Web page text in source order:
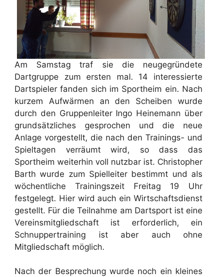
Am Samstag traf sie die neugegründete
Dartgruppe zum ersten mal. 14 interessierte
Dartspieler fanden sich im Sportheim ein. Nach
kurzem Aufwärmen an den Scheiben wurde
durch den Gruppenleiter Ingo Heinemann über
grundsätzliches gesprochen und die neue
Anlage vorgestellt, die nach den Trainings- und
Spieltagen verräumt wird, so dass das
Sportheim weiterhin voll nutzbar ist. Christopher
Barth wurde zum Spielleiter bestimmt und als
wöchentliche Trainingszeit Freitag 19 Uhr
festgelegt. Hier wird auch ein Wirtschaftsdienst
gestellt. Für die Teilnahme am Dartsport ist eine
Vereinsmitgliedschaft ist erforderlich, ein
Schnuppertraining ist aber auch ohne
Mitgliedschaft möglich.
Nach der Besprechung wurde noch ein kleines